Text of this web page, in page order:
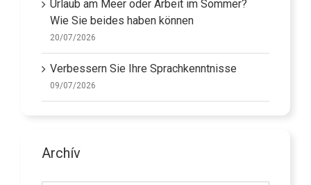
Urlaub am Meer oder Arbeit im Sommer?
Wie Sie beides haben können
20/07/2026
Verbessern Sie Ihre Sprachkenntnisse
09/07/2026
Archív